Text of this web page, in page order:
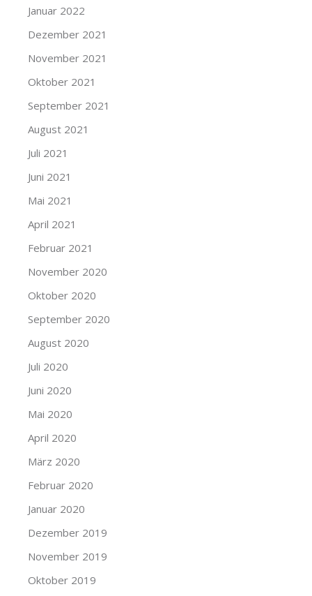
Januar 2022
Dezember 2021
November 2021
Oktober 2021
September 2021
August 2021
Juli 2021
Juni 2021
Mai 2021
April 2021
Februar 2021
November 2020
Oktober 2020
September 2020
August 2020
Juli 2020
Juni 2020
Mai 2020
April 2020
März 2020
Februar 2020
Januar 2020
Dezember 2019
November 2019
Oktober 2019